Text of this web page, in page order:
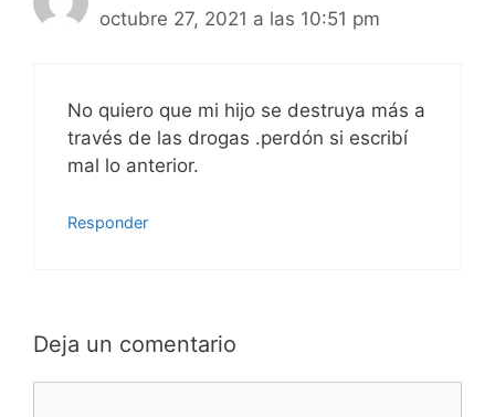
octubre 27, 2021 a las 10:51 pm
No quiero que mi hijo se destruya más a
través de las drogas .perdón si escribí
mal lo anterior.
Responder
Deja un comentario